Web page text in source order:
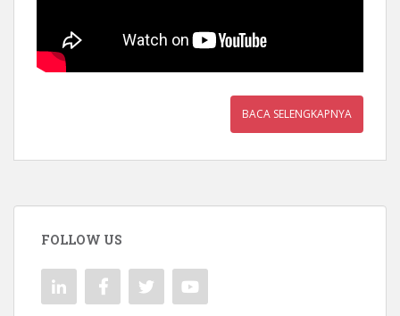
BACA SELENGKAPNYA
FOLLOW US